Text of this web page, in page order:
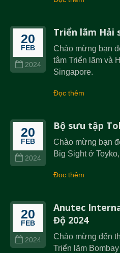
20
FEB
2024
Triển lãm Hải
Chào mừng bạn
tâm Triển lãm và
Singapore.
Đọc thêm
20
FEB
2024
Bộ sưu tập
Chào mừng bạn
Big Sight ở
Đọc thêm
20
FEB
2024
Anutec
Độ 2024
Chào mừng đến
Triển lãm